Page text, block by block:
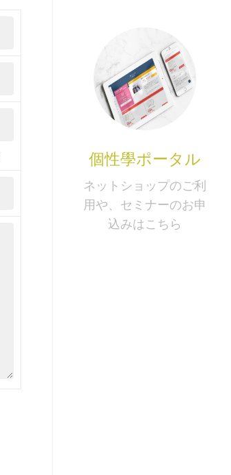
個性學ポータル
ネットショップのご利
用や、セミナーのお申
込みはこちら